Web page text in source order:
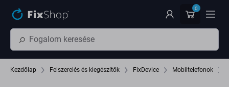
0
Kezdőlap Felszerelés és kiegészítők FixDevice Mobiltelefonok